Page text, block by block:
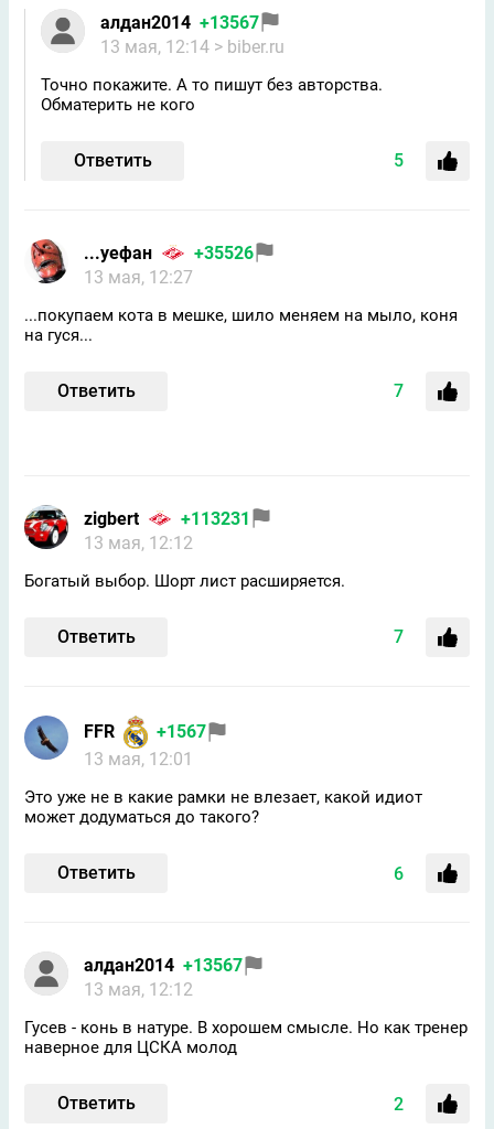
алдан2014 +13567
13 мая, 12:14 > biber.ru
Точно покажите. А то пишут без авторства.
Обматерить не кого
Ответить 5
...уефан
+35526
13 мая, 12:27
...покупаем кота в мешке, шило меняем на мыло, коня
на гуся...
Ответить 7
zigbert
+113231
13 мая, 12:12
Богатый выбор. Шорт лист расширяется.
Ответить 7
FFR
+1567
13 мая, 12:01
Это уже не в какие рамки не влезает, какой идиот
может додуматься до такого?
Ответить 6
алдан2014 +13567
13 мая, 12:12
Гусев - конь в натуре. В хорошем смысле. Но как тренер
наверное для ЦСКА молод
Ответить 2